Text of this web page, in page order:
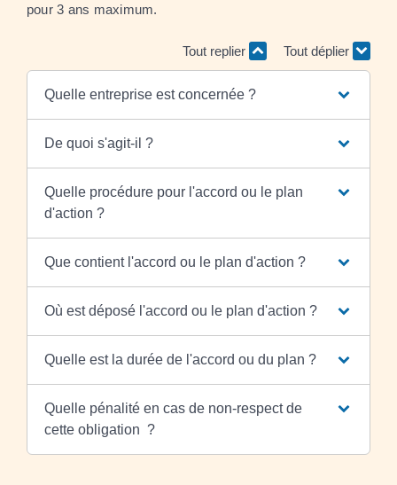
pour 3 ans maximum.
Tout replier Tout déplier
Quelle entreprise est concernée ?
De quoi s'agit-il ?
Quelle procédure pour l'accord ou le plan
d'action ?
Que contient l'accord ou le plan d'action ?
Où est déposé l'accord ou le plan d'action ?
Quelle est la durée de l'accord ou du plan ?
Quelle pénalité en cas de non-respect de
cette obligation ?